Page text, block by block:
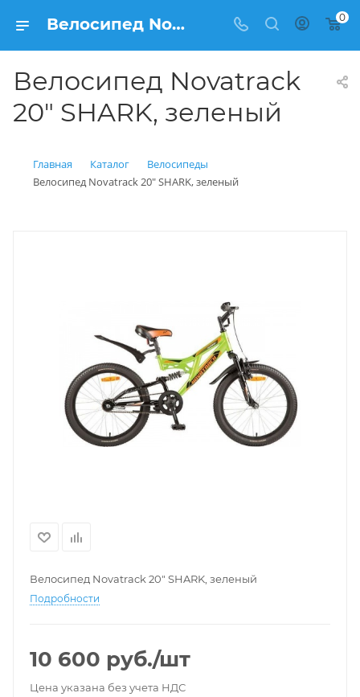
Велосипед Novatrack 20" SHARK, зеленый купить: цена 10 600 рублей в Балашихе | Интернет магазин Вело150 0
Велосипед Novatrack
20" SHARK, зеленый
Главная Каталог
Велосипеды
Велосипед Novatrack 20" SHARK, зеленый
Велосипед Novatrack 20" SHARK, зеленый
Подробности
10 600 руб./шт
Цена указана без учета НДС